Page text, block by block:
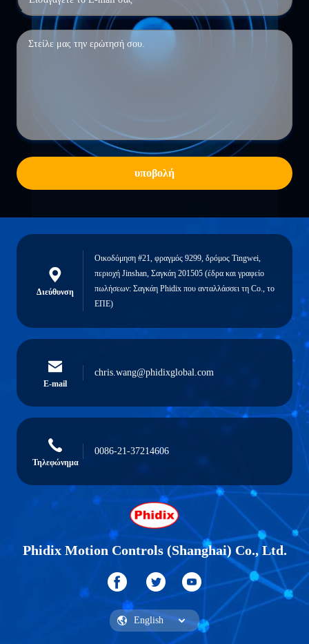
υποβολή
Διεύθυνση
Οικοδόμηση #21, φραγμός 9299, δρόμος Tingwei,
περιοχή Jinshan, Σαγκάη 201505 (έδρα και γραφείο
πωλήσεων: Σαγκάη Phidix που ανταλλάσσει τη Co., το
ΕΠΕ)
E-mail
chris.wang@phidixglobal.com
Τηλεφώνημα
0086-21-37214606
Phidix Motion Controls (Shanghai) Co., Ltd.